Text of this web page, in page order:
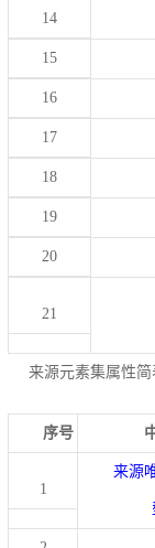
14
15
16
17
18
19
20
21
来源元素集属性简
序号
1
来源